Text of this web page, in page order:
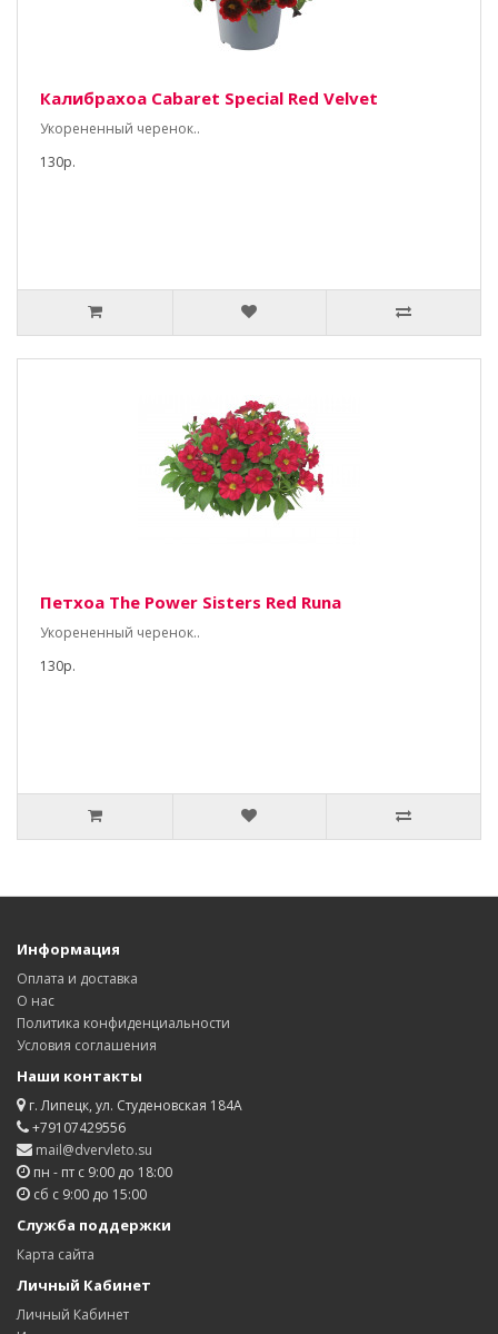
Калибрахоа Cabaret Special Red Velvet
Укорененный черенок..
130р.
Петхоа The Power Sisters Red Runa
Укорененный черенок..
130р.
Информация
Оплата и доставка
О нас
Политика конфиденциальности
Условия соглашения
Наши контакты
г. Липецк, ул. Студеновская 184А
+79107429556
mail@dvervleto.su
пн - пт с 9:00 до 18:00
сб с 9:00 до 15:00
Служба поддержки
Карта сайта
Личный Кабинет
Личный Кабинет